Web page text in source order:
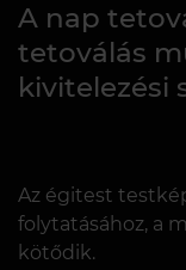
A nap
tetoválás
kivitelezési
Az égitest
folytatásához, a
kötődik.